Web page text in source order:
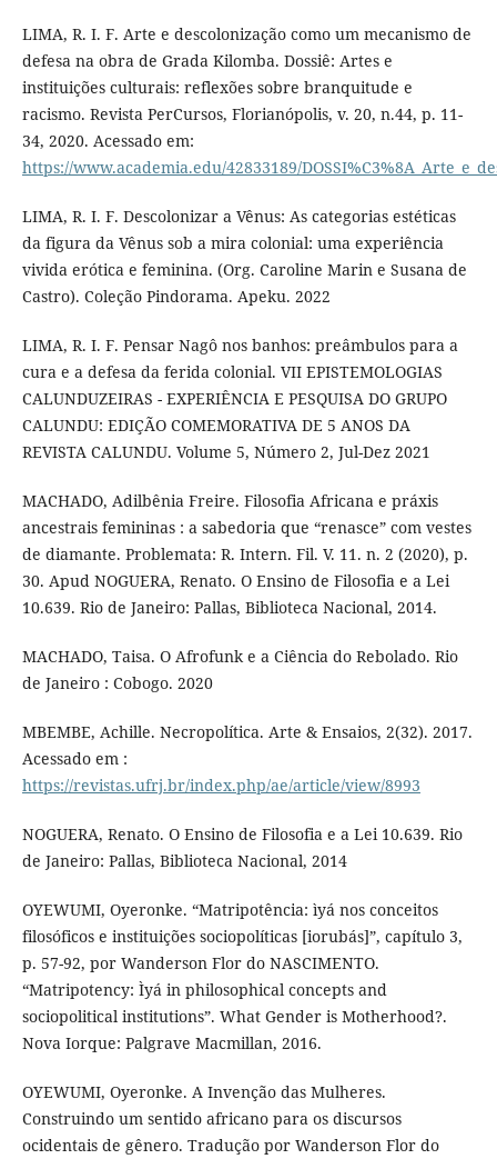
LIMA, R. I. F. Arte e descolonização como um mecanismo de
defesa na obra de Grada Kilomba. Dossiê: Artes e
instituições culturais: reflexões sobre branquitude e
racismo. Revista PerCursos, Florianópolis, v. 20, n.44, p. 11-
34, 2020. Acessado em:
https://www.academia.edu/42833189/
LIMA, R. I. F. Descolonizar a Vênus: As categorias estéticas
da figura da Vênus sob a mira colonial: uma experiência
vivida erótica e feminina. (Org. Caroline Marin e Susana de
Castro). Coleção Pindorama. Apeku. 2022
LIMA, R. I. F. Pensar Nagô nos banhos: preâmbulos para a
cura e a defesa da ferida colonial. VII EPISTEMOLOGIAS
CALUNDUZEIRAS - EXPERIÊNCIA E PESQUISA DO GRUPO
CALUNDU: EDIÇÃO COMEMORATIVA DE 5 ANOS DA
REVISTA CALUNDU. Volume 5, Número 2, Jul-Dez 2021
MACHADO, Adilbênia Freire. Filosofia Africana e práxis
ancestrais femininas : a sabedoria que “renasce” com vestes
de diamante. Problemata: R. Intern. Fil. V. 11. n. 2 (2020), p.
30. Apud NOGUERA, Renato. O Ensino de Filosofia e a Lei
10.639. Rio de Janeiro: Pallas, Biblioteca Nacional, 2014.
MACHADO, Taisa. O Afrofunk e a Ciência do Rebolado. Rio
de Janeiro : Cobogo. 2020
MBEMBE, Achille. Necropolítica. Arte & Ensaios, 2(32). 2017.
Acessado em :
https://revistas.ufrj.br/index.php/ae/article/view/8993
NOGUERA, Renato. O Ensino de Filosofia e a Lei 10.639. Rio
de Janeiro: Pallas, Biblioteca Nacional, 2014
OYEWUMI, Oyeronke. “Matripotência: ìyá nos conceitos
filosóficos e instituições sociopolíticas [iorubás]”, capítulo 3,
p. 57-92, por Wanderson Flor do NASCIMENTO.
“Matripotency: Ìyá in philosophical concepts and
sociopolitical institutions”. What Gender is Motherhood?.
Nova Iorque: Palgrave Macmillan, 2016.
OYEWUMI, Oyeronke. A Invenção das Mulheres.
Construindo um sentido africano para os discursos
ocidentais de gênero. Tradução por Wanderson Flor do